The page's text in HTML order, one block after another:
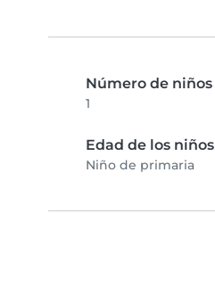
Número de niños
1
Edad de los niños
Niño de primaria